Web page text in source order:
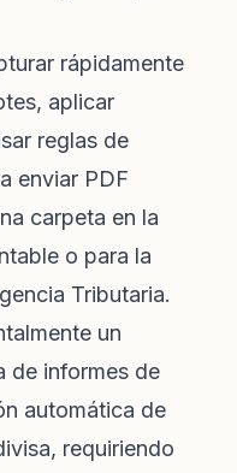
rápidamente
aplicar
reglas de
enviar PDF
carpeta en la
o para la
Tributaria.
un
de informes de
automática de
requiriendo